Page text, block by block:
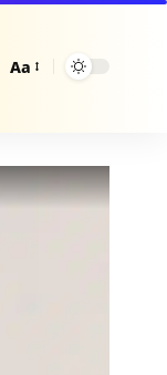
Größenänderung
Aa